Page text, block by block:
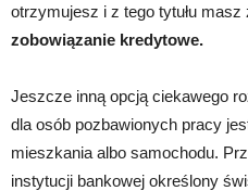
otrzymujesz i z tego tytułu masz
zobowiązanie kredytowe.
Jeszcze inną opcją ciekawego
dla osób pozbawionych pracy
mieszkania albo samochodu.
instytucji bankowej określony